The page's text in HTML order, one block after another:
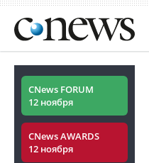
CNews FORUM
12 ноября
CNews AWARDS
12 ноября